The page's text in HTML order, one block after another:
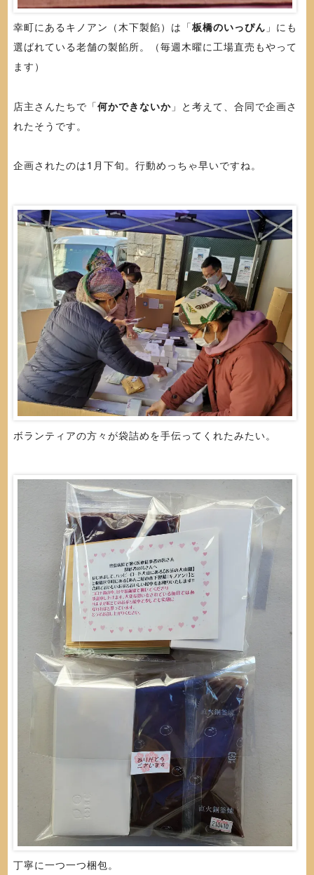
幸町にあるキノアン（木下製餡）は「板橋のいっぴん 」にも
選ばれている老舗の製餡所。（毎週木曜に工場直売もやって
ます）
店主さんたちで「何かできないか」と考えて、合同で企画さ
れたそうです。
企画されたのは1月下旬。行動めっちゃ早いですね。
ボランティアの方々が袋詰めを手伝ってくれたみたい。
丁寧に一つ一つ梱包。